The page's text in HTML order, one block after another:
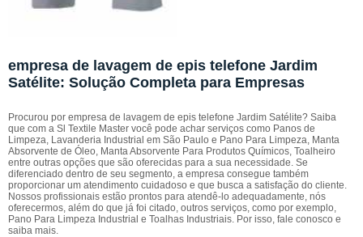
empresa de lavagem de epis telefone Jardim
Satélite: Solução Completa para Empresas
Procurou por empresa de lavagem de epis telefone Jardim Satélite? Saiba
que com a Sl Textile Master você pode achar serviços como Panos de
Limpeza, Lavanderia Industrial em São Paulo e Pano Para Limpeza, Manta
Absorvente de Óleo, Manta Absorvente Para Produtos Químicos, Toalheiro
entre outras opções que são oferecidas para a sua necessidade. Se
diferenciado dentro de seu segmento, a empresa consegue também
proporcionar um atendimento cuidadoso e que busca a satisfação do cliente.
Nossos profissionais estão prontos para atendê-lo adequadamente, nós
oferecermos, além do que já foi citado, outros serviços, como por exemplo,
Pano Para Limpeza Industrial e Toalhas Industriais. Por isso, fale conosco e
saiba mais.